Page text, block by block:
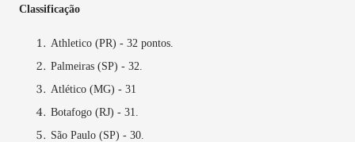
Classificação
Athletico (PR) - 32 pontos.
Palmeiras (SP) - 32.
Atlético (MG) - 31
Botafogo (RJ) - 31.
São Paulo (SP) - 30.